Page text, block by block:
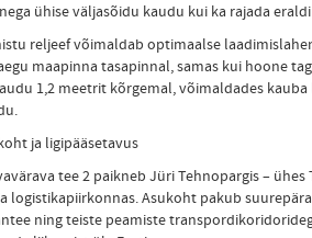
ühise väljasõidu kaudu kui ka rajada
reljeef võimaldab optimaalse
maapinna tasapinnal, samas kui hoone
1,2 meetrit kõrgemal, võimaldades
ja ligipääsetavus
tee 2 paikneb Jüri Tehnopargis –
logistikapiirkonnas. Asukoht pakub
ning teiste peamiste